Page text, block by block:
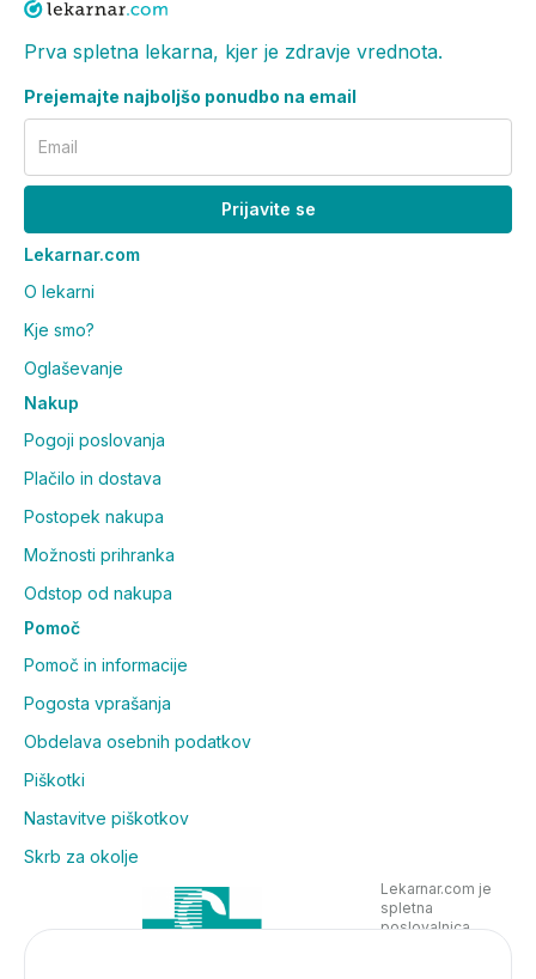
Prva spletna lekarna, kjer je zdravje vrednota.
Prejemajte najboljšo ponudbo na email
Email
Prijavite se
Lekarnar.com
O lekarni
Kje smo?
Oglaševanje
Nakup
Pogoji poslovanja
Plačilo in dostava
Postopek nakupa
Možnosti prihranka
Odstop od nakupa
Pomoč
Pomoč in informacije
Pogosta vprašanja
Obdelava osebnih podatkov
Piškotki
Nastavitve piškotkov
Skrb za okolje
Lekarnar.com je
spletna
poslovalnica